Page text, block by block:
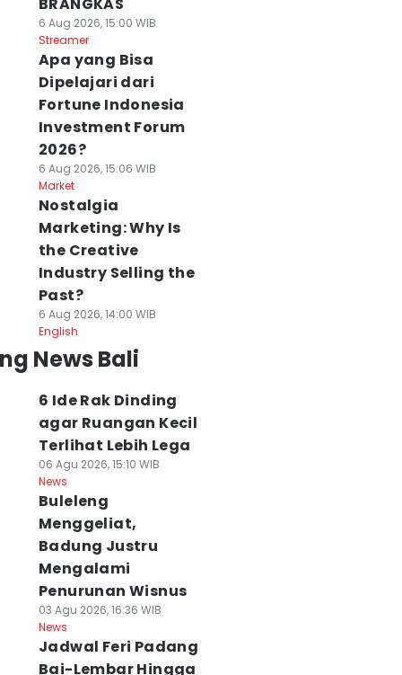
6 Aug 2026, 15:00 WIB
Streamer
Apa yang Bisa
Dipelajari dari
Fortune Indonesia
Investment Forum
2026?
6 Aug 2026, 15:06 WIB
Market
Nostalgia
Marketing: Why Is
the Creative
Industry Selling the
Past?
6 Aug 2026, 14:00 WIB
English
News Bali
6 Ide Rak Dinding
agar Ruangan Kecil
Terlihat Lebih Lega
06 Agu 2026, 15:10 WIB
News
Buleleng
Menggeliat,
Badung Justru
Mengalami
Penurunan Wisnus
03 Agu 2026, 16:36 WIB
News
Jadwal Feri Padang
Bai-Lembar Hingga